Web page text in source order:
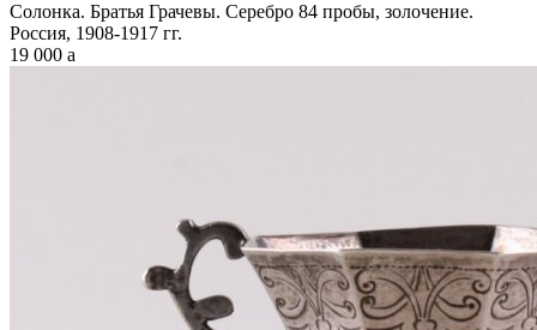
Солонка. Братья Грачевы. Серебро 84 пробы, золочение.
Россия, 1908-1917 гг.
19 000 a